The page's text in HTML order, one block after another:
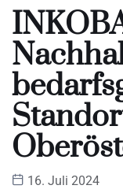
16. Juli 2024